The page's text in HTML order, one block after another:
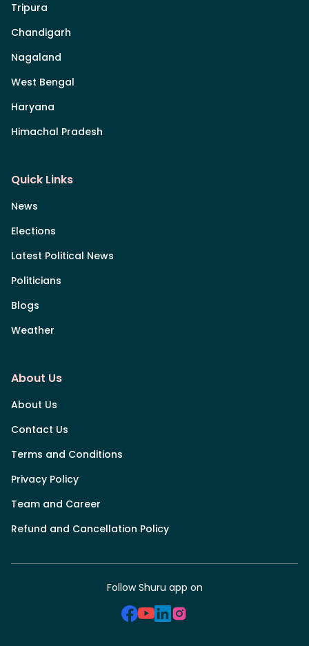
Tripura
Chandigarh
Nagaland
West Bengal
Haryana
Himachal Pradesh
Quick Links
News
Elections
Latest Political News
Politicians
Blogs
Weather
About Us
About Us
Contact Us
Terms and Conditions
Privacy Policy
Team and Career
Refund and Cancellation Policy
Follow Shuru app on